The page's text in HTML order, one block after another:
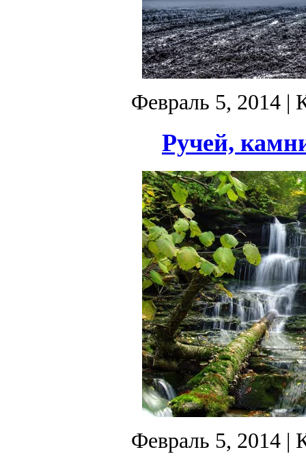
Февраль 5, 2014|
Ручей,
Февраль 5, 2014|